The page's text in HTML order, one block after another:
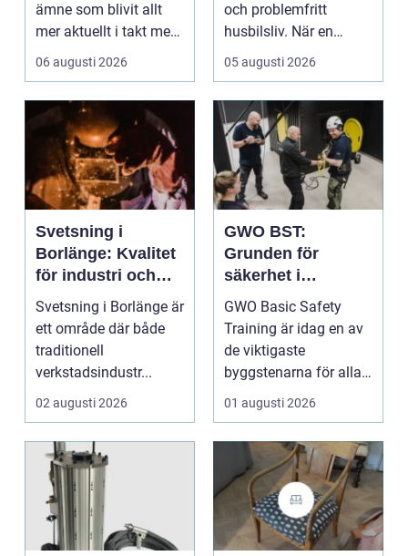
ämne som blivit allt
mer aktuellt i takt med
att fler verksamheter
06 augusti 2026
och problemfritt
husbilsliv. När en
05 augusti 2026
Svetsning i
Borlänge: Kvalitet
för industri och
konstruktion
Svetsning i Borlänge är
ett område där både
traditionell
verkstadsindustr...
02 augusti 2026
GWO BST:
Grunden för
säkerhet i
vindkraftsbransch
en
GWO Basic Safety
Training är idag en av
de viktigaste
byggstenarna för alla
som vill arbet...
01 augusti 2026